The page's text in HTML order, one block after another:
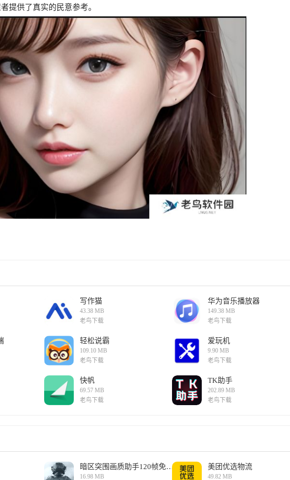
提供了真实的民意参考。
写作猫
43.38 MB
老鸟下载
华为音乐播放器
149.38 MB
老鸟下载
轻松说霸
109.10 MB
老鸟下载
爱玩机
9.90 MB
老鸟下载
快帆
69.57 MB
老鸟下载
TK助手
202.89 MB
老鸟下载
暗区突围画质助手120帧免费版
16.98 MB
美团优选物流
49.82 MB